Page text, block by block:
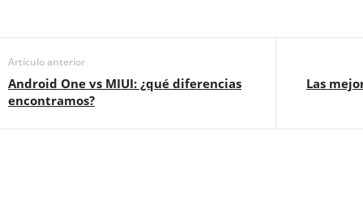
Artículo anterior
Android One vs MIUI: ¿qué diferencias
encontramos?
Las